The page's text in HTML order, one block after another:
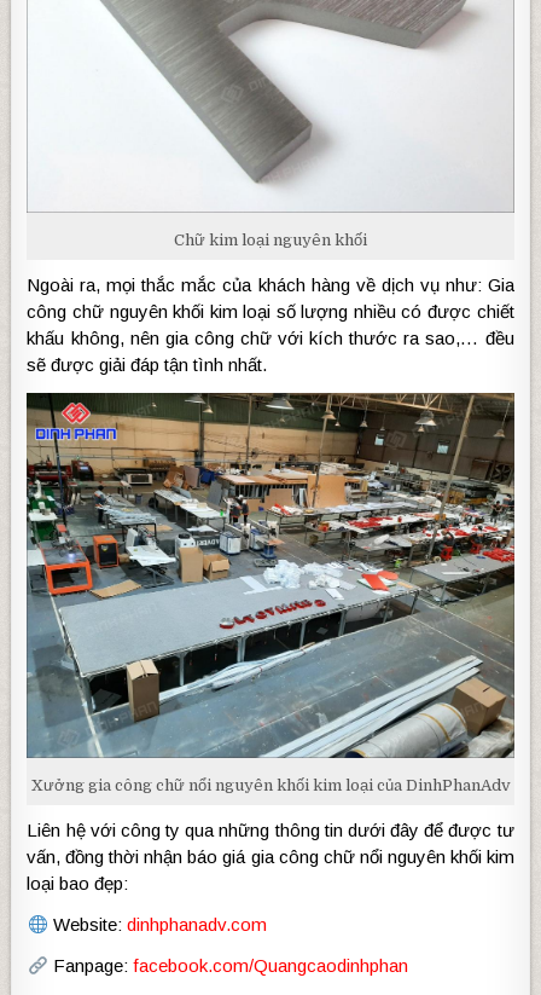
Chữ kim loại nguyên khối
Ngoài ra, mọi thắc mắc của khách hàng về dịch vụ như: Gia
công chữ nguyên khối kim loại số lượng nhiều có được chiết
khấu không, nên gia công chữ với kích thước ra sao,… đều
sẽ được giải đáp tận tình nhất.
Xưởng gia công chữ nổi nguyên khối kim loại của DinhPhanAdv
Liên hệ với công ty qua những thông tin dưới đây để được tư
vấn, đồng thời nhận báo giá gia công chữ nổi nguyên khối kim
loại bao đẹp:
Website: dinhphanadv.com
Fanpage: facebook.com/Quangcaodinhphan